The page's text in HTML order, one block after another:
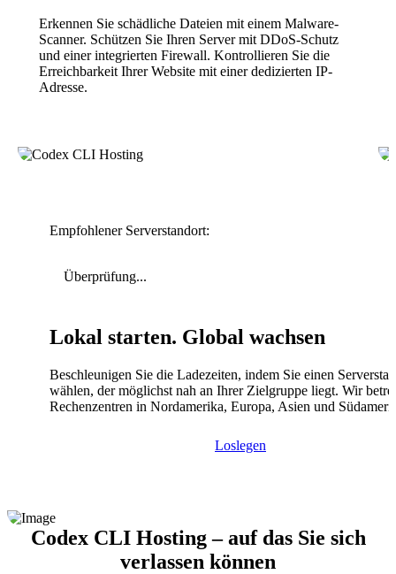
Erkennen Sie schädliche Dateien mit einem Malware-
Scanner. Schützen Sie Ihren Server mit DDoS-Schutz
und einer integrierten Firewall. Kontrollieren Sie die
Erreichbarkeit Ihrer Website mit einer dedizierten IP-
Adresse.
Empfohlener Serverstandort:
Überprüfung...
Lokal starten. Global wachsen
Beschleunigen Sie die Ladezeiten, indem Sie einen
wählen, der möglichst nah an Ihrer Zielgruppe liegt. Wir
Rechenzentren in Nordamerika, Europa, Asien und
Loslegen
Codex CLI Hosting – auf das Sie sich
verlassen können